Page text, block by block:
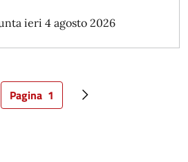
ieri 4 agosto 2026
precedente
Pagina attuale
Pagina 1 Pagina successiva